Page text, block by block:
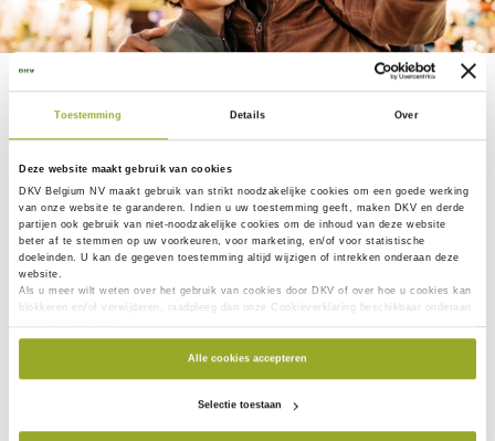
Toestemming Details Over
Deze website maakt gebruik van cookies
DKV Belgium NV maakt gebruik van strikt noodzakelijke cookies om een goede werking
van onze website te garanderen. Indien u uw toestemming geeft, maken DKV en derde
partijen ook gebruik van niet-noodzakelijke cookies om de inhoud van deze website
beter af te stemmen op uw voorkeuren, voor marketing, en/of voor statistische
doeleinden. U kan de gegeven toestemming altijd wijzigen of intrekken onderaan deze
website.
Als u meer wilt weten over het gebruik van cookies door DKV of over hoe u cookies kan
blokkeren en/of verwijderen, raadpleeg dan onze Cookieverklaring beschikbaar onderaan
Alle cookies accepteren
Selectie toestaan
Tandzorg
Voortandzorgmoet je zelden naar het ziekenhuis, maar
dat kost wel nog steeds veel geld, zelfs na de
tussenkomst van je ziekenfonds. Het blijft immers vaak
niet enkel bij een jaarlijkse controle en het verwijderen
van een laagje tandplak.
Heel wat kinderen tussen 7 en 15 jaar moeten een
orthodontische behandeling volgen. De prijs voor
tandprothesen, bruggen, kronen, implantaten of een
behandeling voor tandvleesontsteking loopt snel op. Een